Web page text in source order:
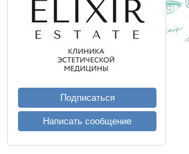
Подписаться
Написать сообщение